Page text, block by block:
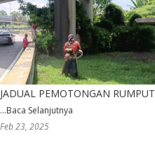
JADUAL PEMOTONGAN RUMPUT
...Baca Selanjutnya
Feb 23, 2025